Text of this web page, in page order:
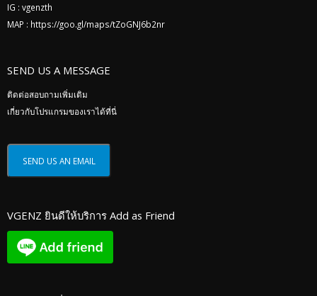
IG : vgenzth
MAP : https://goo.gl/maps/tZoGNJ6b2nr
SEND US A MESSAGE
ติดต่อสอบถามเพิ่มเติม
เกี่ยวกับโปรแกรมของเราได้ที่นี่
VGENZ ยินดีให้บริการ Add as Friend